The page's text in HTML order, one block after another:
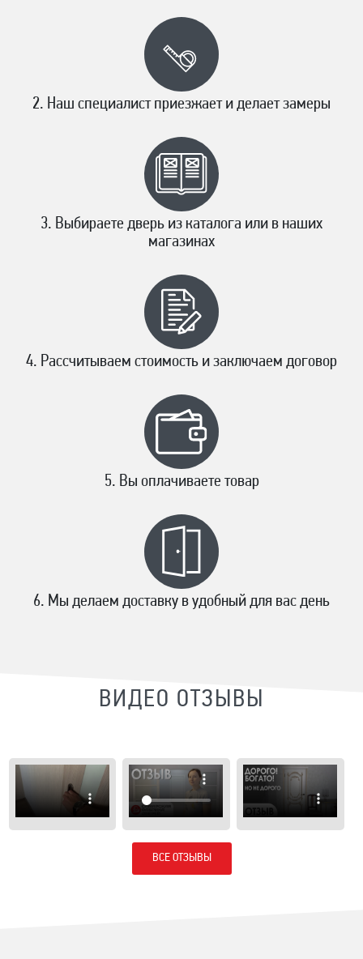
Наш специалист приезжает и делает замеры
Выбираете дверь из каталога или в наших
магазинах
Рассчитываем стоимость и заключаем договор
Вы оплачиваете товар
Мы делаем доставку в удобный для вас день
ВИДЕО ОТЗЫВЫ
ВСЕ ОТЗЫВЫ